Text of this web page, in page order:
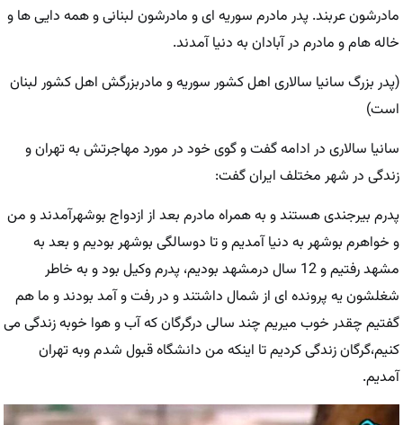
مادرشون عربند. پدر مادرم سوریه ای و مادرشون لبنانی و همه دایی ها و
خاله هام و مادرم در آبادان به دنیا آمدند.
(پدر بزرگ سانیا سالاری اهل کشور سوریه و مادربزرگش اهل کشور لبنان
است)
سانیا سالاری در ادامه گفت و گوی خود در مورد مهاجرتش به تهران و
زندگی در شهر مختلف ایران گفت:
پدرم بیرجندی هستند و به همراه مادرم بعد از ازدواج بوشهرآمدند و من
و خواهرم بوشهر به دنیا آمدیم و تا دوسالگی بوشهر بودیم و بعد به
مشهد رفتیم و 12 سال درمشهد بودیم، پدرم وکیل بود و به خاطر
شغلشون یه پرونده ای از شمال داشتند و در رفت و آمد بودند و ما هم
گفتیم چقدر خوب میریم چند سالی درگرگان که آب و هوا خوبه زندگی می
کنیم،گرگان زندگی کردیم تا اینکه من دانشگاه قبول شدم وبه تهران
آمدیم.